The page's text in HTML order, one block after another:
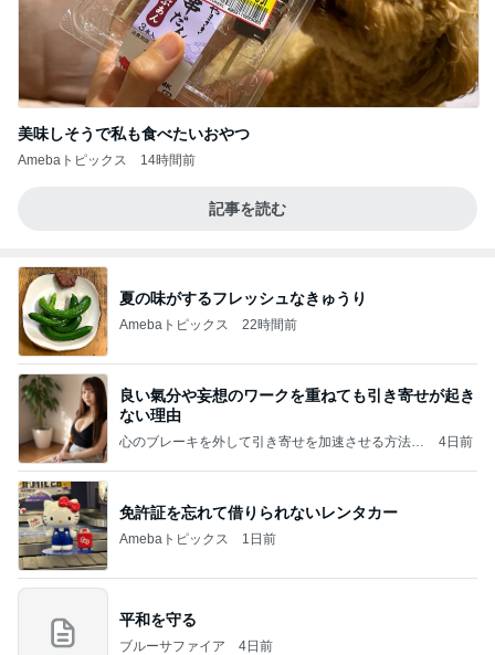
美味しそうで私も食べたいおやつ
Amebaトピックス 14時間前
記事を読む
夏の味がするフレッシュなきゅうり
Amebaトピックス 22時間前
良い氣分や妄想のワークを重ねても引き寄せが起き
ない理由
心のブレーキを外して引き寄せを加速させる方法：
4日前
免許証を忘れて借りられないレンタカー
Amebaトピックス 1日前
平和を守る
ブルーサファイア 4日前